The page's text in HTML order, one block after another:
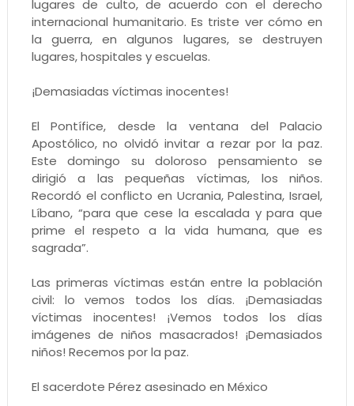
lugares de culto, de acuerdo con el derecho
internacional humanitario. Es triste ver cómo en
la guerra, en algunos lugares, se destruyen
lugares, hospitales y escuelas.
¡Demasiadas víctimas inocentes!
El Pontífice, desde la ventana del Palacio
Apostólico, no olvidó invitar a rezar por la paz.
Este domingo su doloroso pensamiento se
dirigió a las pequeñas víctimas, los niños.
Recordó el conflicto en Ucrania, Palestina, Israel,
Líbano, “para que cese la escalada y para que
prime el respeto a la vida humana, que es
sagrada”.
Las primeras víctimas están entre la población
civil: lo vemos todos los días. ¡Demasiadas
víctimas inocentes! ¡Vemos todos los días
imágenes de niños masacrados! ¡Demasiados
niños! Recemos por la paz.
El sacerdote Pérez asesinado en México